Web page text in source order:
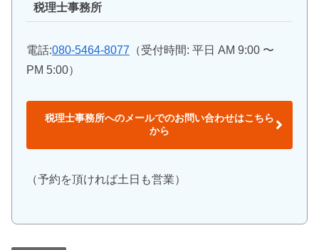
税理士事務所
電話:080-5464-8077 （受付時間: 平日 AM 9:00 〜
PM 5:00）
税理士事務所へのメールでのお問い合わせはこちら
から
（予約を頂ければ土日も営業）